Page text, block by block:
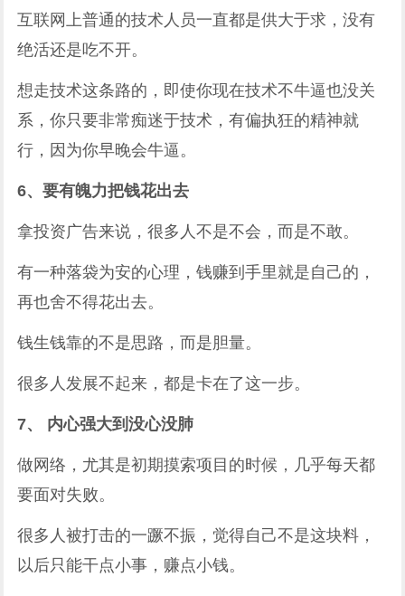
互联网上普通的技术人员一直都是供大于求，没有
绝活还是吃不开。
想走技术这条路的，即使你现在技术不牛逼也没关
系，你只要非常痴迷于技术，有偏执狂的精神就
行，因为你早晚会牛逼。
6、要有魄力把钱花出去
拿投资广告来说，很多人不是不会，而是不敢。
有一种落袋为安的心理，钱赚到手里就是自己的，
再也舍不得花出去。
钱生钱靠的不是思路，而是胆量。
很多人发展不起来，都是卡在了这一步。
7、 内心强大到没心没肺
做网络，尤其是初期摸索项目的时候，几乎每天都
要面对失败。
很多人被打击的一蹶不振，觉得自己不是这块料，
以后只能干点小事，赚点小钱。